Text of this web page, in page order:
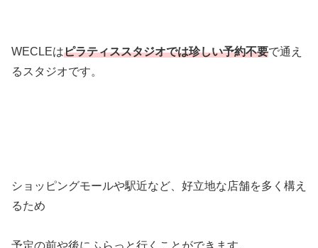
WECLEはピラティススタジオでは珍しい予約不要で通え
るスタジオです。
ショッピングモールや駅近など、好立地な店舗を多く構え
るため